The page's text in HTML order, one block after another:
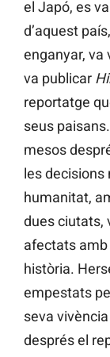
el Japó, es
d’aquest
enganyar, va
va publicar
reportatge
seus paisans.
mesos
les decisions
humanitat,
dues ciutats,
afectats amb
història.
empestats
seva
després el